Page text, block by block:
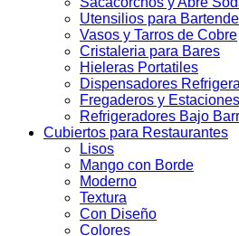
Utensilios para
Vasos y Tarros de Cobre
Cristaleria para Bares
Hieleras Portatiles
Dispensadores
Fregaderos y
Refrigeradores Bajo
Cubiertos para Restaurantes
Lisos
Mango con Borde
Moderno
Textura
Con Diseño
Colores